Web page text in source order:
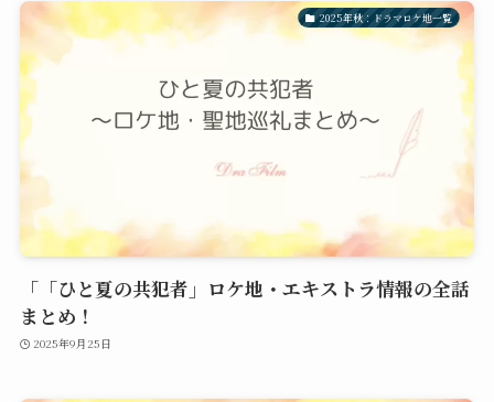
2025年秋：ドラマロケ地一覧
「「ひと夏の共犯者」ロケ地・エキストラ情報の全話
まとめ！
2025年9月25日